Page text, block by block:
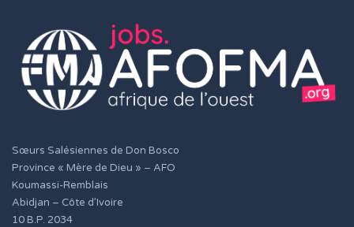
Sœurs Salésiennes de Don Bosco
Province « Mère de Dieu » – AFO
Koumassi-Remblais
Abidjan – Côte d’Ivoire
10 B.P. 2034